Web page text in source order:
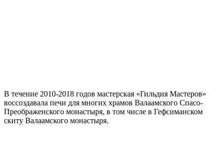
В течение 2010-2018 годов мастерская «Гильдия Мастеров»
воссоздавала печи для многих храмов Валаамского Спасо-
Преображенского монастыря, в том числе в Гефсиманском
скиту Валаамского монастыря.